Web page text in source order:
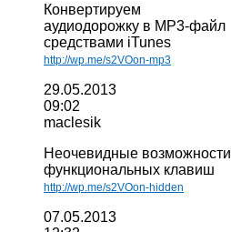
Конвертируем
аудиодорожку в MP3-файл
средствами iTunes
http://wp.me/s2VOon-mp3
29.05.2013
09:02
maclesik
Неочевидные возможности
функциональных клавиш
http://wp.me/s2VOon-hidden
07.05.2013